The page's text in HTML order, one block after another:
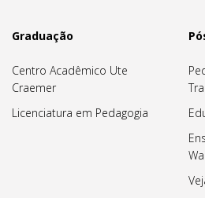
Graduação
Centro Acadêmico Ute
Craemer
Licenciatura em Pedagogia